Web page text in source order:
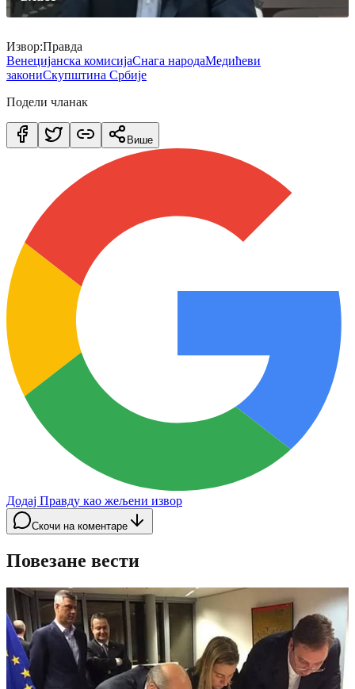
Извор:Правда
Венецијанска комисијаСнага народаМедићеви
закониСкупштина Србије
Подели чланак
Више
Додај Правду као жељени извор
Скочи на коментаре
Повезане вести